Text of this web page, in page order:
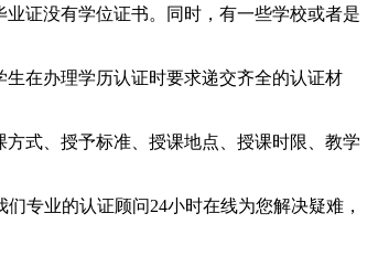
证没有学位证书。同时，有一些学校或者是
在办理学历认证时要求递交齐全的认证材
式、授予标准、授课地点、授课时限、教学
专业的认证顾问24小时在线为您解决疑难，